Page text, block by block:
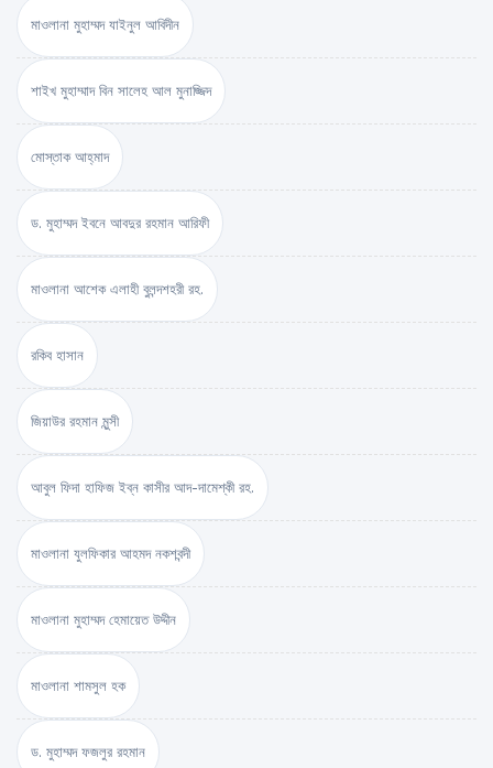
মাওলানা মুহাম্মদ যাইনুল আবিদীন
শাইখ মুহাম্মাদ বিন সালেহ আল মুনাজ্জিদ
মোস্তাক আহ্‌মাদ
ড. মুহাম্মদ ইবনে আবদুর রহমান আরিফী
মাওলানা আশেক এলাহী বুলন্দশহরী রহ.
রকিব হাসান
জিয়াউর রহমান মুন্সী
আবুল ফিদা হাফিজ ইব্‌ন কাসীর আদ-দামেশ্‌কী রহ.
মাওলানা যুলফিকার আহমদ নকশবন্দী
মাওলানা মুহাম্মদ হেমায়েত উদ্দীন
মাওলানা শামসুল হক
ড. মুহাম্মদ ফজলুর রহমান